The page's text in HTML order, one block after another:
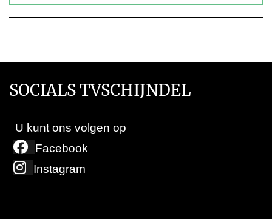
SOCIALS TVSCHIJNDEL
U kunt ons volgen op
Facebook
Instagram